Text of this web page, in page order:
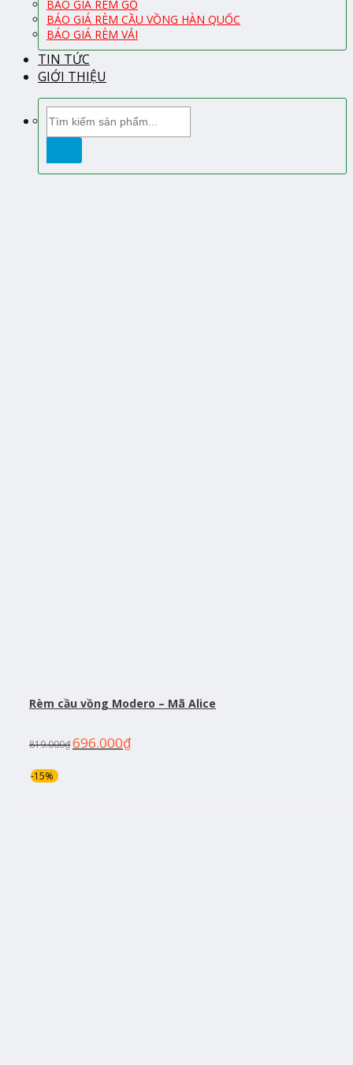
BÁO GIÁ RÈM GỖ
BÁO GIÁ RÈM CẦU VỒNG HÀN QUỐC
BÁO GIÁ RÈM VẢI
TIN TỨC
GIỚI THIỆU
kiếm:
Rèm cầu vồng Modero – Mã Alice
819.000₫696.000₫
-15%